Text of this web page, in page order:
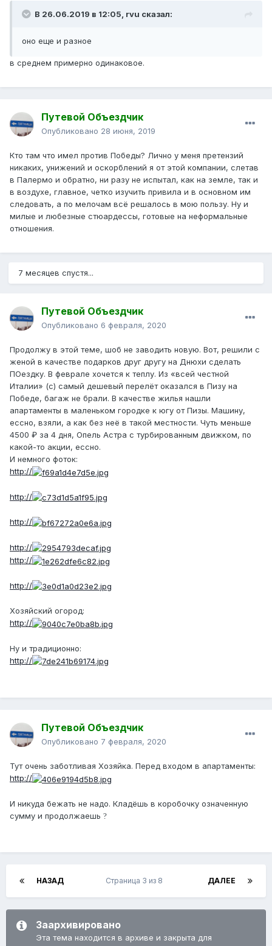
В 26.06.2019 в 12:05, rvu сказал:
оно еще и разное
в среднем примерно одинаковое.
Путевой Объездчик
Опубликовано 28 июня, 2019
Кто там что имел против Победы? Лично у меня претензий
никаких, унижений и оскорблений я от этой компании, слетав
в Палермо и обратно, ни разу не испытал, как на земле, так и
в воздухе, главное, четко изучить привила и в основном им
следовать, а по мелочам всё решалось в мою пользу. Ну и
милые и любезные стюардессы, готовые на неформальные
отношения.
7 месяцев спустя...
Путевой Объездчик
Опубликовано 6 февраля, 2020
Продолжу в этой теме, шоб не заводить новую. Вот, решили с
женой в качестве подарков друг другу на Днюхи сделать
ПОездку. В феврале хочется к теплу. Из «всей честной
Италии» (с) самый дешевый перелёт оказался в Пизу на
Победе, багаж не брали. В качестве жилья нашли
апартаменты в маленьком городке к югу от Пизы. Машину,
ессно, взяли, а как без неё в такой местности. Чуть меньше
4500 ₽ за 4 дня, Опель Астра с турбированным движком, по
какой-то акции, ессно.
И немного фоток:
http://
http://
http://
http://
http://
http://
Хозяйский огород:
http://
Ну и традиционно:
http://
Путевой Объездчик
Опубликовано 7 февраля, 2020
Тут очень заботливая Хозяйка. Перед входом в апартаменты:
http://
И никуда бежать не надо. Кладёшь в коробочку означенную
сумму и продолжаешь ?
НАЗАД ДАЛЕЕ
Страница 3 из 8
Заархивировано
Эта тема находится в архиве и закрыта для